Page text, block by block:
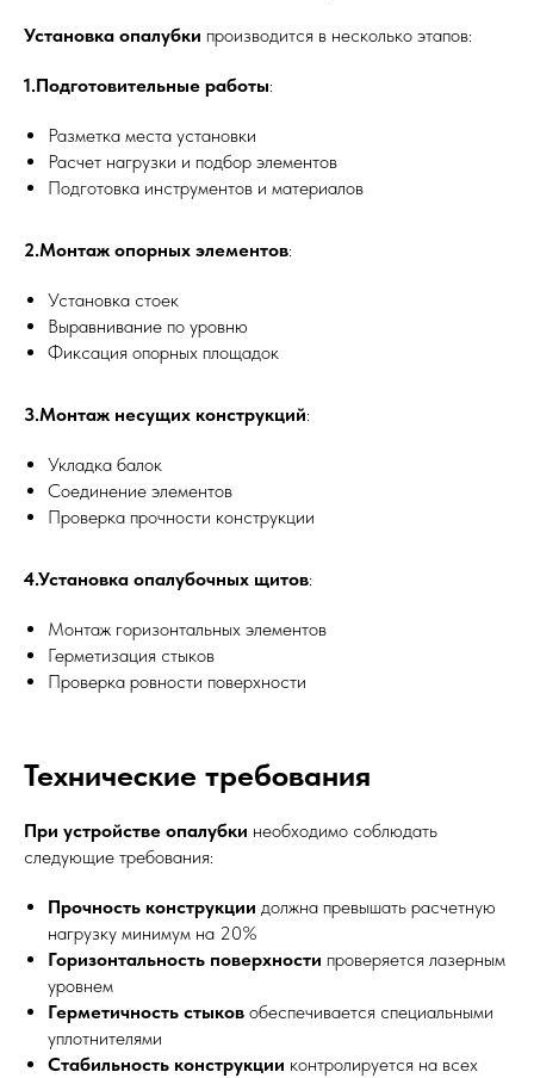
Установка опалубки производится в несколько этапов:
1.Подготовительные работы:
Разметка места установки
Расчет нагрузки и подбор элементов
Подготовка инструментов и материалов
2.Монтаж опорных элементов:
Установка стоек
Выравнивание по уровню
Фиксация опорных площадок
3.Монтаж несущих конструкций:
Укладка балок
Соединение элементов
Проверка прочности конструкции
4.Установка опалубочных щитов:
Монтаж горизонтальных элементов
Герметизация стыков
Проверка ровности поверхности
Технические требования
При устройстве опалубки необходимо соблюдать
следующие требования:
Прочность конструкции должна превышать расчетную
нагрузку минимум на 20%
Горизонтальность поверхности проверяется лазерным
уровнем
Герметичность стыков обеспечивается специальными
уплотнителями
Стабильность конструкции контролируется на всех